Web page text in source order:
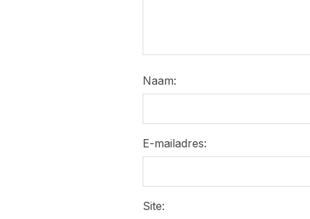
Naam:
E-mailadres:
Site: